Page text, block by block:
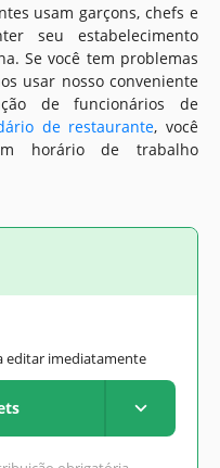
usam garçons, chefs e
seu estabelecimento
Se você tem problemas
usar nosso conveniente
de funcionários de
de restaurante, você
horário de trabalho
editar imediatamente